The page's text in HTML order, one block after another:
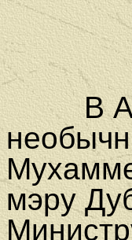
В
мэру